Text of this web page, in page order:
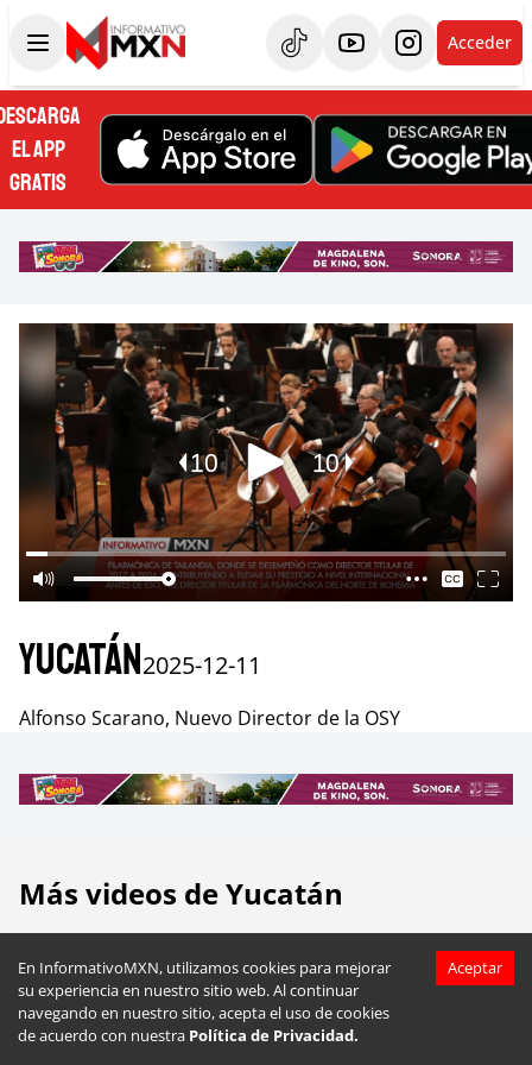
En InformativoMXN, utilizamos cookies para mejorar
su experiencia en nuestro sitio web. Al continuar
navegando en nuestro sitio, acepta el uso de cookies
de acuerdo con nuestra Política de Privacidad.
Aceptar
Acceder
EL APP
GRATIS
Yucatán2025-12-11
Alfonso Scarano, Nuevo Director de la OSY
Más videos deYucatán